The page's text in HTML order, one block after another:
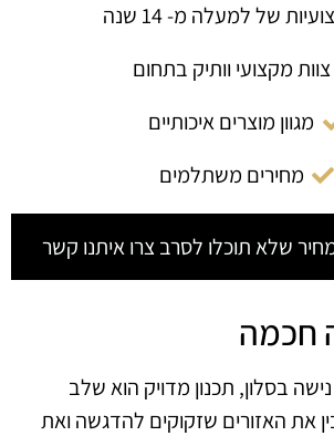
של למעלה מ- 14 שנה
צוות מקצועי וותיק בתחום
מגוון מוצרים איכותיים
מחירים משתלמים
שלא תוכלו לסרב צרו איתנו קשר
חכמה
בסלון, תכנון מדויק הוא שלב
את האזורים שזקוקים להדגשה ואת